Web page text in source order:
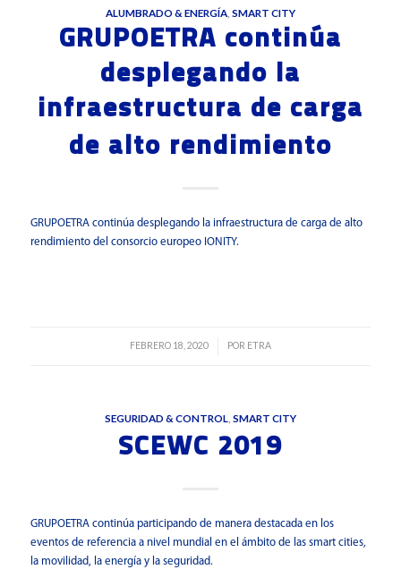
ALUMBRADO & ENERGÍA, SMART CITY
GRUPOETRA continúa
desplegando la
infraestructura de carga
de alto rendimiento
GRUPOETRA continúa desplegando la infraestructura de carga de alto
rendimiento del consorcio europeo IONITY.
FEBRERO 18, 2020
/ POR ETRA
SEGURIDAD & CONTROL SMART CITY
SCEWC 2019
GRUPOETRA continúa participando de manera destacada en los
eventos de referencia a nivel mundial en el ámbito de las smart cities,
la movilidad, la energía y la seguridad.